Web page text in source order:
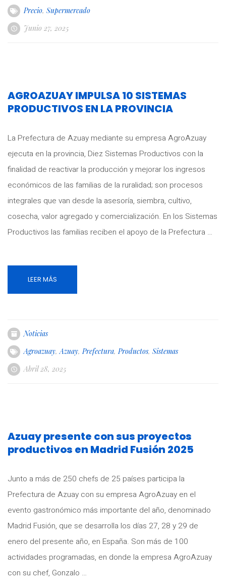
Precio, Supermercado
Junio 27, 2025
AGROAZUAY IMPULSA 10 SISTEMAS
PRODUCTIVOS EN LA PROVINCIA
La Prefectura de Azuay mediante su empresa AgroAzuay
ejecuta en la provincia, Diez Sistemas Productivos con la
finalidad de reactivar la producción y mejorar los ingresos
económicos de las familias de la ruralidad; son procesos
integrales que van desde la asesoría, siembra, cultivo,
cosecha, valor agregado y comercialización. En los Sistemas
Productivos las familias reciben el apoyo de la Prefectura …
LEER MÁS
Noticias
Agroazuay,Azuay,Prefectura,Productos, Sistemas
Abril 28, 2025
Azuay presente con sus proyectos
productivos en Madrid Fusión 2025
Junto a más de 250 chefs de 25 países participa la
Prefectura de Azuay con su empresa AgroAzuay en el
evento gastronómico más importante del año, denominado
Madrid Fusión, que se desarrolla los días 27, 28 y 29 de
enero del presente año, en España. Son más de 100
actividades programadas, en donde la empresa AgroAzuay
con su chef, Gonzalo …